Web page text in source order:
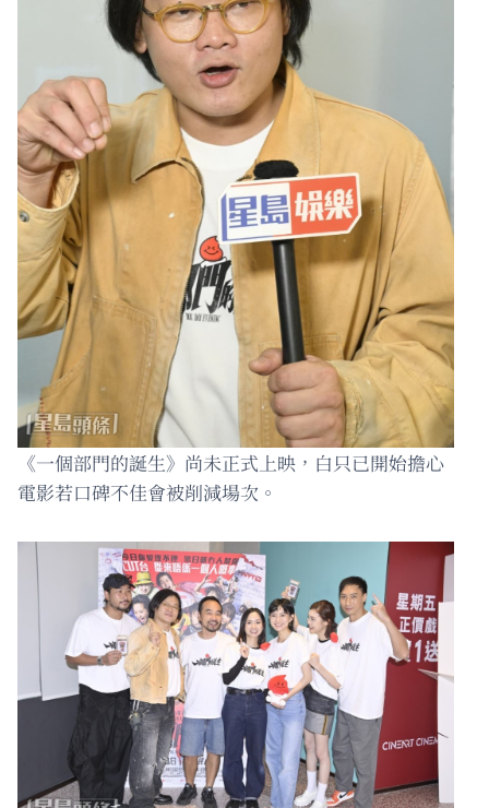
《一個部門的誕生》尚未正式上映，白只已開始擔心
電影若口碑不佳會被削減場次。